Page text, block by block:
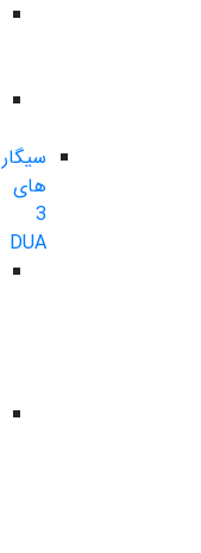
سیگار
های
3
DUA